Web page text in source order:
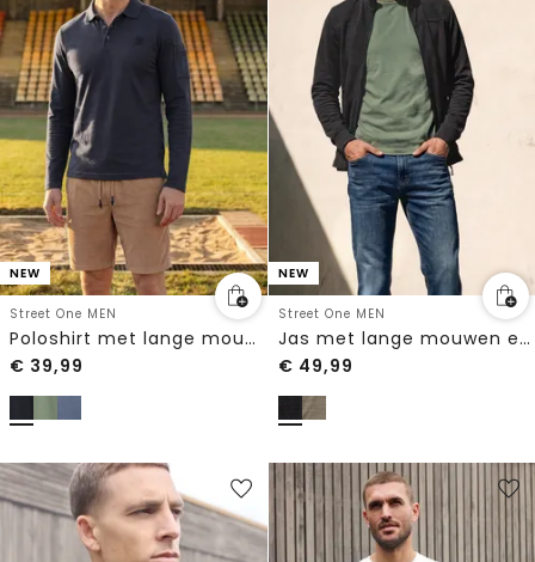
NEW
Street One MEN
Poloshirt met lange mouwen en zakdetail
€ 39,99
NEW
Street One MEN
Jas met lange mouwen en opstaande kraag
€ 49,99